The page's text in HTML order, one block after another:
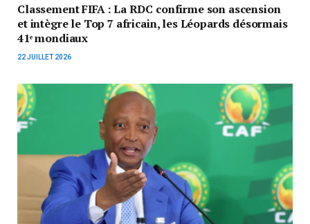
Classement FIFA : La RDC confirme son ascension
et intègre le Top 7 africain, les Léopards désormais
41ᵉ mondiaux
22 JUILLET 2026